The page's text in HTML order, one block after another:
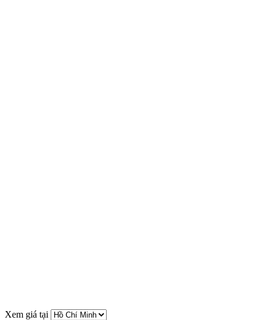
Xem giá tại